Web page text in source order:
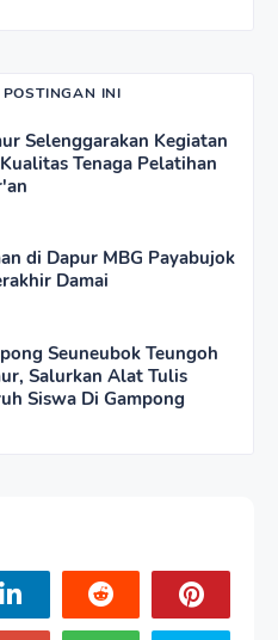
INI
Selenggarakan Kegiatan
Tenaga Pelatihan
di Dapur MBG Payabujok
Damai
Seuneubok Teungoh
Salurkan Alat Tulis
Siswa Di Gampong